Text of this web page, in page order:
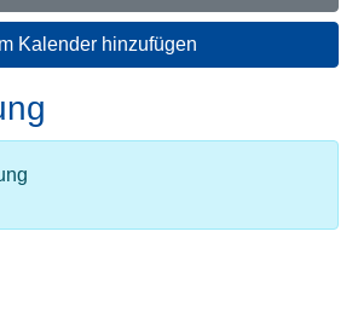
Kalender hinzufügen